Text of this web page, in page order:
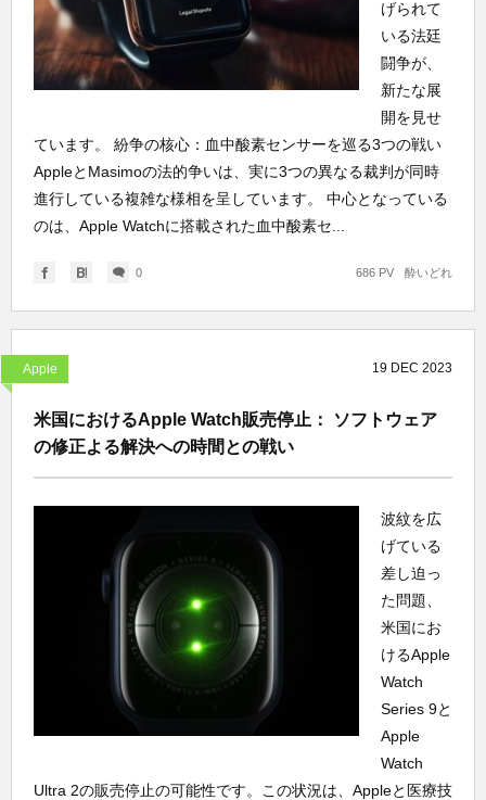
げられて
いる法廷
闘争が、
新たな展
開を見せ
ています。 紛争の核心：血中酸素センサーを巡る3つの戦い
AppleとMasimoの法的争いは、実に3つの異なる裁判が同時
進行している複雑な様相を呈しています。 中心となっている
のは、Apple Watchに搭載された血中酸素セ...
0 酔いどれ
686 PV
Apple 19 DEC 2023
米国におけるApple Watch販売停止： ソフトウェア
の修正よる解決への時間との戦い
波紋を広
げている
差し迫っ
た問題、
米国にお
けるApple
Watch
Series 9と
Apple
Watch
Ultra 2の販売停止の可能性です。この状況は、Appleと医療技